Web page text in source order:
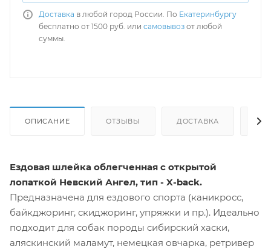
Доставка в любой город России. По Екатеринбургу
бесплатно от 1500 руб. или самовывоз от любой
суммы.
ОПИСАНИЕ ОТЗЫВЫ ДОСТАВКА
Ездовая шлейка облегченная с открытой
лопаткой Невский Ангел, тип - X-back.
Предназначена для ездового спорта (каникросс,
байкджоринг, скиджоринг, упряжки и пр.). Идеально
подходит для собак породы сибирский хаски,
аляскинский маламут, немецкая овчарка, ретривер